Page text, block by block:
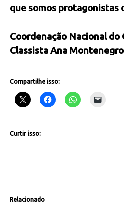
que somos protagonistas
Coordenação Nacional
Classista Ana Montenegro
Compartilhe isso:
Curtir isso:
Relacionado